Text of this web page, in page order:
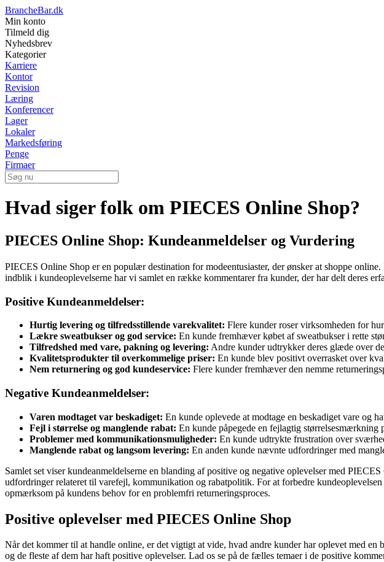
BrancheBar.dk
Min konto
Tilmeld dig
Nyhedsbrev
Kategorier
Karriere
Kontor
Revision
Læring
Konferencer
Lager
Lokaler
Markedsføring
Penge
Firmaer
Hvad siger folk om PIECES Online Shop?
PIECES Online Shop: Kundeanmeldelser og Vurdering
PIECES Online Shop er en populær destination for modeentusiaster, der ønsker at shoppe
indblik i kundeoplevelserne har vi samlet en række kommentarer fra kunder, der har delt deres
Positive Kundeanmeldelser:
Hurtig levering og tilfredsstillende varekvalitet: Flere kunder roser virksomheden for
Lækre sweatbukser og god service: En kunde fremhæver købet af sweatbukser i rette
Tilfredshed med vare, pakning og levering: Andre kunder udtrykker deres glæde over
Kvalitetsprodukter til overkommelige priser: En kunde blev positivt overrasket over
Nem returnering og god kundeservice: Flere kunder fremhæver den nemme
Negative Kundeanmeldelser:
Varen modtaget var beskadiget: En kunde oplevede at modtage en beskadiget vare og
Fejl i størrelse og manglende rabat: En kunde påpegede en fejlagtig størrelsesmærkning
Problemer med kommunikationsmuligheder: En kunde udtrykte frustration over
Manglende rabat og langsom levering: En anden kunde nævnte udfordringer med
Samlet set viser kundeanmeldelserne en blanding af positive og negative oplevelser med
udfordringer relateret til varefejl, kommunikation og rabatpolitik. For at forbedre
opmærksom på kundens behov for en problemfri returneringsproces.
Positive oplevelser med PIECES Online Shop
Når det kommer til at handle online, er det vigtigt at vide, hvad andre kunder har oplevet med
og de fleste af dem har haft positive oplevelser. Lad os se på de fælles temaer i de positive